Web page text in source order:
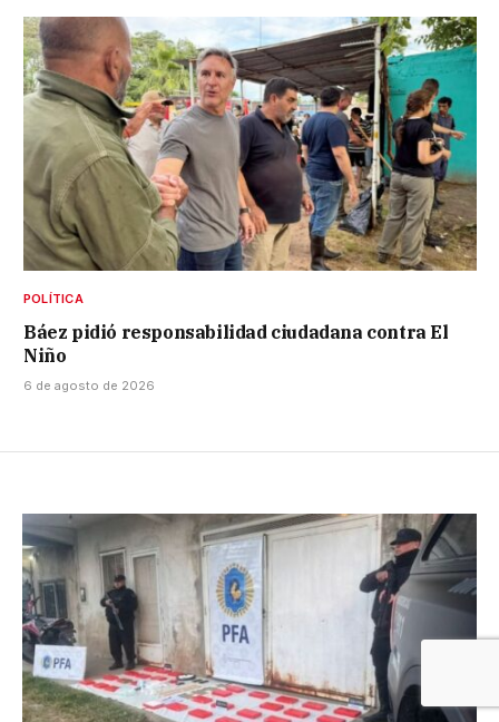
POLÍTICA
Báez pidió responsabilidad ciudadana contra El
Niño
6 de agosto de 2026